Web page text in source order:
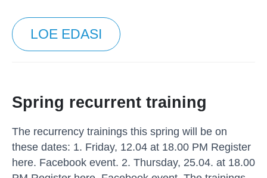
LOE EDASI
Spring recurrent training
The recurrency trainings this spring will be on
these dates: 1. Friday, 12.04 at 18.00 PM Register
here. Facebook event. 2. Thursday, 25.04. at 18.00